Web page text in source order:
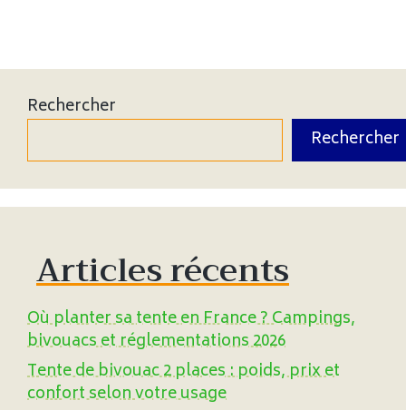
Rechercher
Rechercher
Articles récents
Où planter sa tente en France ? Campings,
bivouacs et réglementations 2026
Tente de bivouac 2 places : poids, prix et
confort selon votre usage